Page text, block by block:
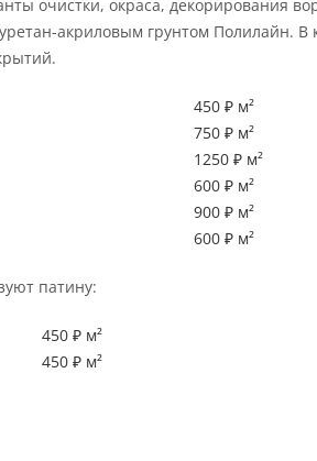
очистки, окраса, декорирования
акриловым грунтом Полилайн. В
450 ₽ м²
750 ₽ м²
1250 ₽ м²
600 ₽ м²
900 ₽ м²
600 ₽ м²
патину:
450 ₽ м²
450 ₽ м²